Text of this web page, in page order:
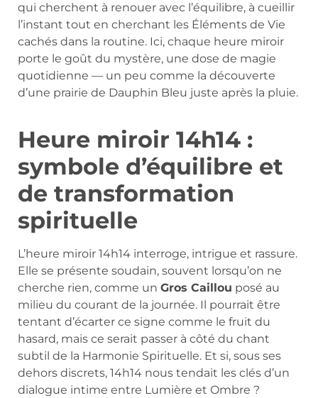
qui cherchent à renouer avec l’équilibre, à cueillir
l’instant tout en cherchant les Éléments de Vie
cachés dans la routine. Ici, chaque heure miroir
porte le goût du mystère, une dose de magie
quotidienne — un peu comme la découverte
d’une prairie de Dauphin Bleu juste après la pluie.
Heure miroir 14h14 :
symbole d’équilibre et
de transformation
spirituelle
L’heure miroir 14h14 interroge, intrigue et rassure.
Elle se présente soudain, souvent lorsqu’on ne
cherche rien, comme un Gros Caillou posé au
milieu du courant de la journée. Il pourrait être
tentant d’écarter ce signe comme le fruit du
hasard, mais ce serait passer à côté du chant
subtil de la Harmonie Spirituelle. Et si, sous ses
dehors discrets, 14h14 nous tendait les clés d’un
dialogue intime entre Lumière et Ombre ?